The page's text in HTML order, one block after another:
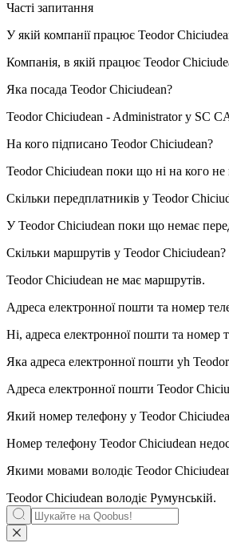
Часті запитання
У якій компанії працює Teodor
Компанія, в якій працює Teodor
Яка посада Teodor Chiciudean?
Teodor Chiciudean - Administratorу SC
На кого підписано Teodor Chiciudean?
Teodor Chiciudean поки що ні на кого не
Скільки передплатників у Teodor
У Teodor Chiciudean поки що немає
Скільки маршрутів у Teodor Chiciudean?
Teodor Chiciudean не має маршрутів.
Адреса електронної пошти та номер
Ні, адреса електронної пошти та
Яка адреса електронної пошти уh
Адреса електронної пошти Teodor
Який номер телефону у Teodor
Номер телефону Teodor Chiciudean
Якими мовами володіє Teodor
Teodor Chiciudean володіє Румунській.